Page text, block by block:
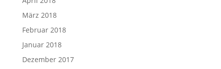
März 2018
Februar 2018
Januar 2018
Dezember 2017